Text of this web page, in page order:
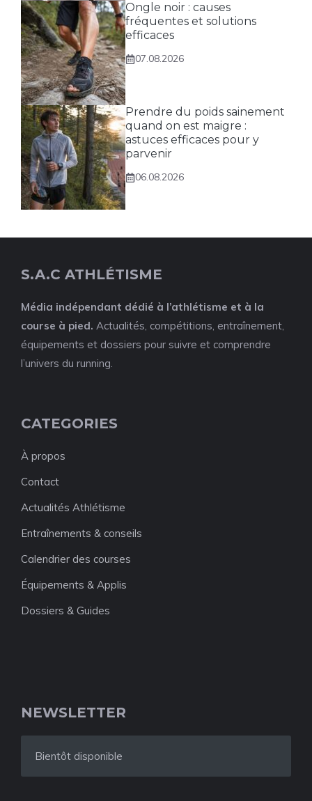
Ongle noir : causes
fréquentes et solutions
efficaces
07.08.2026
Prendre du poids sainement
quand on est maigre :
astuces efficaces pour y
parvenir
06.08.2026
S.A.C ATHLÉTISME
Média indépendant dédié à l’athlétisme et à la
course à pied. Actualités, compétitions, entraînement,
équipements et dossiers pour suivre et comprendre
l’univers du running.
CATEGORIES
À propos
Contact
Actualités Athlétisme
Entraînements & conseils
Calendrier des courses
Équipements & Applis
Dossiers & Guides
NEWSLETTER
Bientôt disponible